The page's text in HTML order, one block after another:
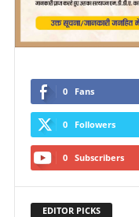
0 Fans
0 Followers
0 Subscribers
EDITOR PICKS